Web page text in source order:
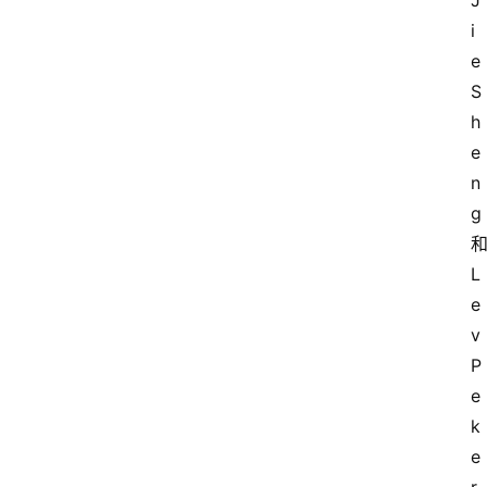
i
e
S
h
e
n
g
和
L
e
v
P
e
k
e